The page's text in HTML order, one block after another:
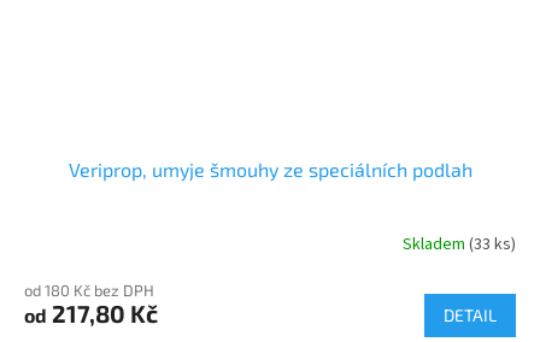
Veriprop, umyje šmouhy ze speciálních podlah
produktu
je
Skladem(33 ks)
od 180 Kč bez DPH
od 217,80 Kč DETAIL